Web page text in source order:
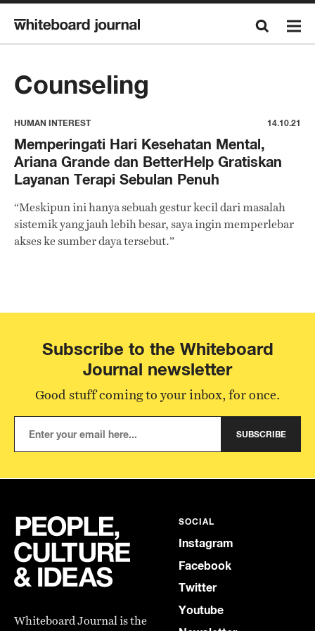
Counseling
HUMAN INTEREST 14.10.21
Memperingati Hari Kesehatan Mental,
Ariana Grande dan BetterHelp Gratiskan
Layanan Terapi Sebulan Penuh
“Meskipun ini hanya sebuah gestur kecil dari masalah
sistemik yang jauh lebih besar, saya ingin memperlebar
akses ke sumber daya tersebut.”
Subscribe to the Whiteboard
Journal newsletter
Good stuff coming to your inbox, for once.
SUBSCRIBE
Whiteboard Journal is the
SOCIAL
Instagram
Facebook
Twitter
Youtube